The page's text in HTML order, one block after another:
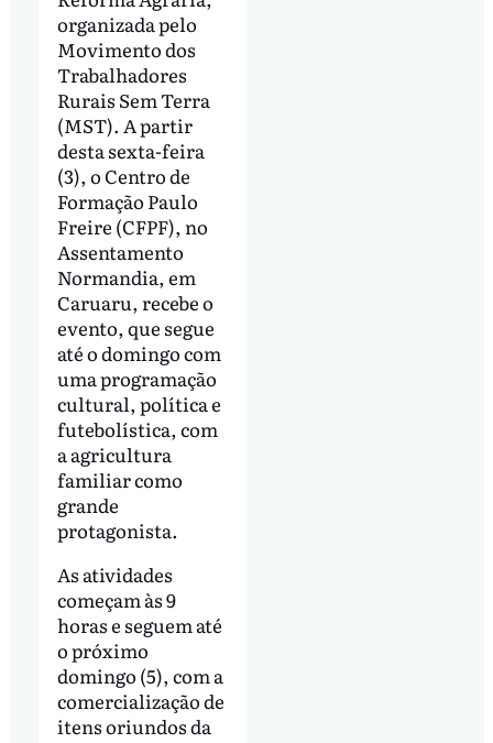
organizada pelo
Movimento dos
Trabalhadores
Rurais Sem Terra
(MST). A partir
desta sexta-feira
(3), o Centro de
Formação Paulo
Freire (CFPF), no
Assentamento
Normandia, em
Caruaru, recebe o
evento, que segue
até o domingo com
uma programação
cultural, política e
futebolística, com
a agricultura
familiar como
grande
protagonista.
As atividades
começam às 9
horas e seguem até
o próximo
domingo (5), com a
comercialização de
itens oriundos da